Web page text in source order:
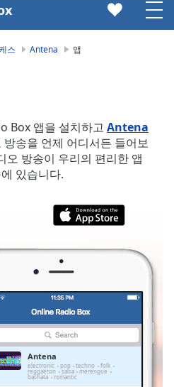
스 Antena 앱
Box 앱을 설치하고 Antena
송을 언제 어디서든 들어보
오 방송이 우리의 편리한 앱
있습니다.
folk
bachata
Antena
electronic pop techno folk
reggaeton salsa merengue
bachata romantic